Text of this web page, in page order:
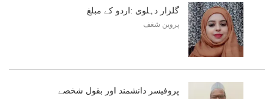
گلزار دہلوی :اردو کے مبلغ
پروین شغف
پروفیسر دانشمند اور بقول شخصے